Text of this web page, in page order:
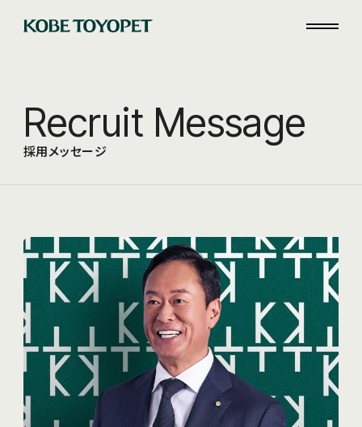
Recruit Message
採用メッセージ